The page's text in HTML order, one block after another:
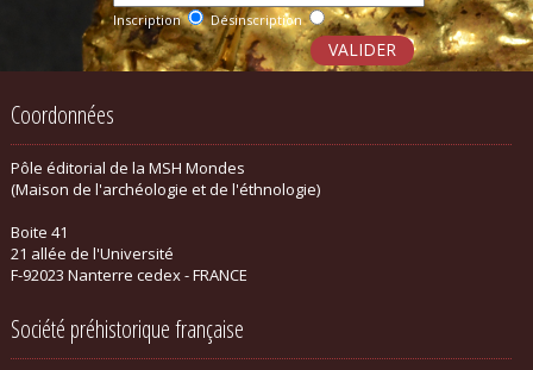
Inscription Désinscription
Coordonnées
Pôle éditorial de la MSH Mondes
(Maison de l'archéologie et de l'éthnologie)
Boite 41
21 allée de l'Université
F-92023 Nanterre cedex - FRANCE
Société préhistorique française